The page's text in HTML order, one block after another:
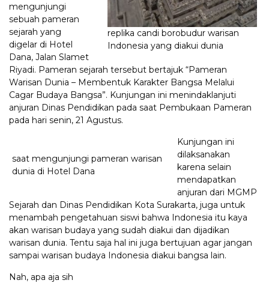
replika candi borobudur warisan
Indonesia yang diakui dunia
mengunjungi
sebuah pameran
sejarah yang
digelar di Hotel
Dana, Jalan Slamet
Riyadi. Pameran sejarah tersebut bertajuk “Pameran
Warisan Dunia – Membentuk Karakter Bangsa Melalui
Cagar Budaya Bangsa”. Kunjungan ini menindaklanjuti
anjuran Dinas Pendidikan pada saat Pembukaan Pameran
pada hari senin, 21 Agustus.
saat mengunjungi pameran warisan
dunia di Hotel Dana
Kunjungan ini
dilaksanakan
karena selain
mendapatkan
anjuran dari MGMP
Sejarah dan Dinas Pendidikan Kota Surakarta, juga untuk
menambah pengetahuan siswi bahwa Indonesia itu kaya
akan warisan budaya yang sudah diakui dan dijadikan
warisan dunia. Tentu saja hal ini juga bertujuan agar jangan
sampai warisan budaya Indonesia diakui bangsa lain.
Nah, apa aja sih